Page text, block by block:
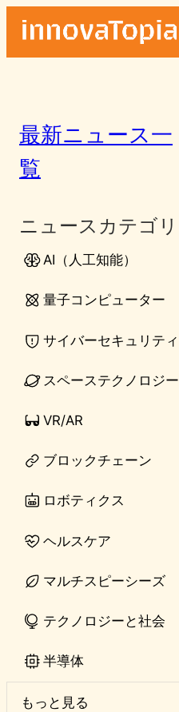
最新ニュース一
覧
ニュースカテゴリ
AI（人工知能）
量子コンピューター
サイバーセキュリティ
スペーステクノロジー
VR/AR
ブロックチェーン
ロボティクス
ヘルスケア
マルチスピーシーズ
テクノロジーと社会
半導体
もっと見る